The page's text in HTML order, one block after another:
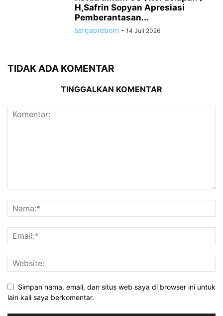
H,Safrin Sopyan Apresiasi
Pemberantasan...
sergapreborn - 14 Juli 2026
TIDAK ADA KOMENTAR
TINGGALKAN KOMENTAR
Simpan nama, email, dan situs web saya di browser ini untuk
lain kali saya berkomentar.